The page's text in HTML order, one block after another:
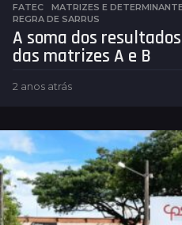
FATEC ,MATRIZES E
REGRA DE SARRUS
A soma dos
das matrizes A e B
2 anos atrás
o
a
t
r
á
s